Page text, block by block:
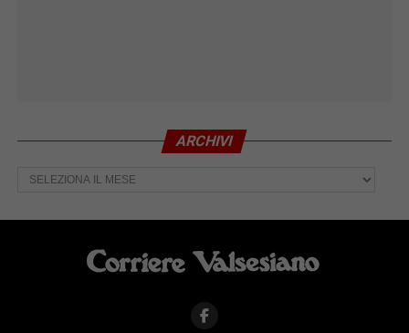
ARCHIVI
Archivi